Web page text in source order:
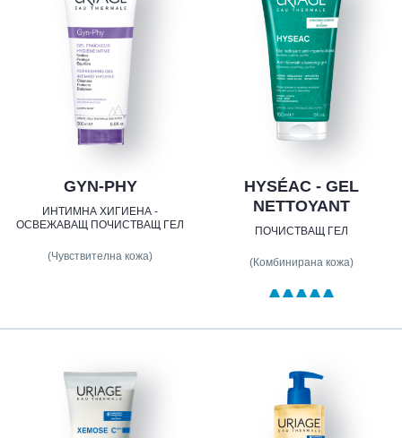
GYN-PHY
ИНТИМНА ХИГИЕНА -
ОСВЕЖАВАЩ ПОЧИСТВАЩ ГЕЛ
(Чувствителна кожа)
HYSÉAC - GEL
NETTOYANT
ПОЧИСТВАЩ ГЕЛ
(Комбинирана кожа)